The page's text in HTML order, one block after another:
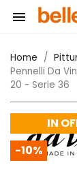

Home
Pennelli Da
20 - Serie 36
IN
-10%